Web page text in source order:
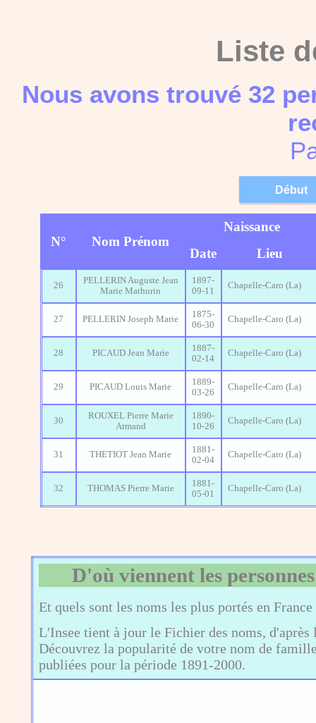
Liste
Nous avons trouvé 32
N° Nom Prénom
Naissance
Date
Lieu
26
PELLERIN Auguste Jean
Marie Mathurin
1897-
09-11
Chapelle-Caro (La)
27 PELLERIN Joseph Marie
1875-
06-30
Chapelle-Caro (La)
28 PICAUD Jean Marie
1887-
02-14
Chapelle-Caro (La)
29 PICAUD Louis Marie
1889-
03-26
Chapelle-Caro (La)
30
ROUXEL Pierre Marie
Armand
1890-
10-26
Chapelle-Caro (La)
31 THETIOT Jean Marie
1881-
02-04
Chapelle-Caro (La)
32 THOMAS Pierre Marie
1881-
05-01
Chapelle-Caro (La)
D'où viennent les
Et quels sont les noms les plus portés en
L'Insee tient à jour le Fichier des noms,
Découvrez la popularité de votre nom de
publiées pour la période 1891-2000.